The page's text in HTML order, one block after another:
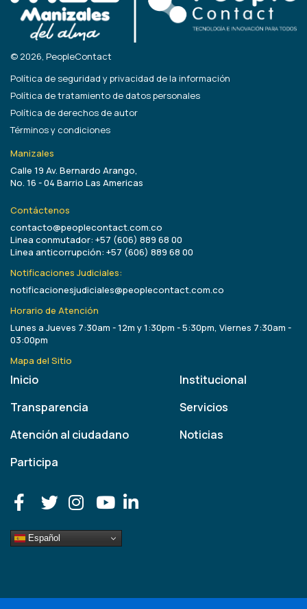
© 2026, PeopleContact
Política de seguridad y privacidad de la información
Política de tratamiento de datos personales
Política de derechos de autor
Términos y condiciones
Manizales
Calle 19 Av. Bernardo Arango,
No. 16 - 04 Barrio Las Americas
Contáctenos
contacto@peoplecontact.com.co
Linea conmutador: +57 (606) 889 68 00
Linea anticorrupción: +57 (606) 889 68 00
Notificaciones Judiciales:
notificacionesjudiciales@peoplecontact.com.co
Horario de Atención
Lunes a Jueves 7:30am - 12m y 1:30pm - 5:30pm, Viernes 7:30am -
03:00pm
Mapa del Sitio
Inicio
Transparencia
Atención al ciudadano
Participa
Institucional
Servicios
Noticias
Español